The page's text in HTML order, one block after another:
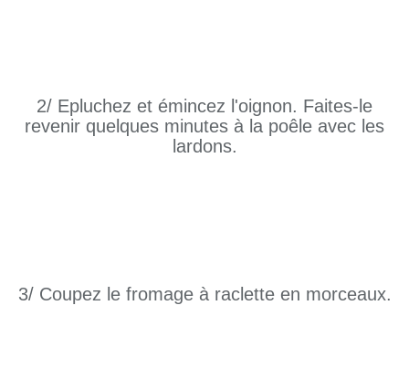
2/ Epluchez et émincez l'oignon. Faites-le
revenir quelques minutes à la poêle avec les
lardons.
3/ Coupez le fromage à raclette en morceaux.